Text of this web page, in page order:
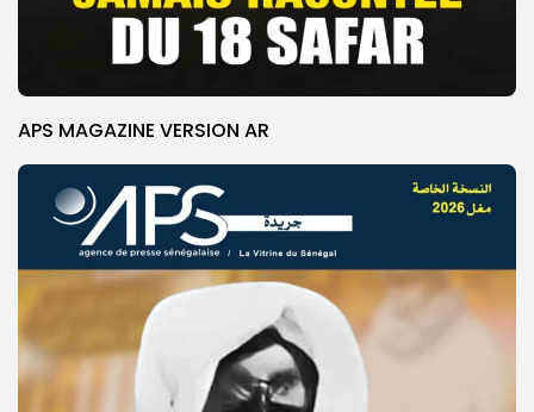
APS MAGAZINE VERSION AR